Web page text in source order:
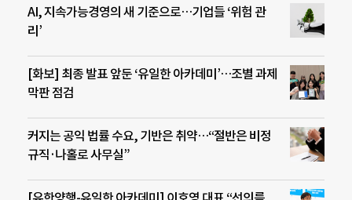
AI, 지속가능경영의 새 기준으로…기업들 ‘위험 관
리’
[화보] 최종 발표 앞둔 ‘유일한 아카데미’…조별 과제
막판 점검
커지는 공익 법률 수요, 기반은 취약…“절반은 비정
규직·나홀로 사무실”